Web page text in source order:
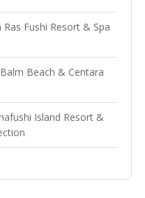
Fushi Resort & Spa
Beach & Centara
Island Resort &